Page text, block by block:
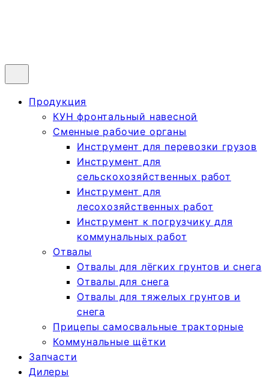
Продукция
КУН фронтальный навесной
Сменные рабочие органы
Инструмент для перевозки грузов
Инструмент для
сельскохозяйственных работ
Инструмент для
лесохозяйственных работ
Инструмент к погрузчику для
коммунальных работ
Отвалы
Отвалы для лёгких грунтов и снега
Отвалы для снега
Отвалы для тяжелых грунтов и
снега
Прицепы самосвальные тракторные
Коммунальные щётки
Запчасти
Дилеры